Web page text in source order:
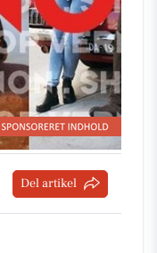
Del artikel